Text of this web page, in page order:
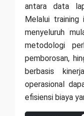
antara data
Melalui
menyeluruh
metodologi
pemborosan,
berbasis
operasional
efisiensi biaya